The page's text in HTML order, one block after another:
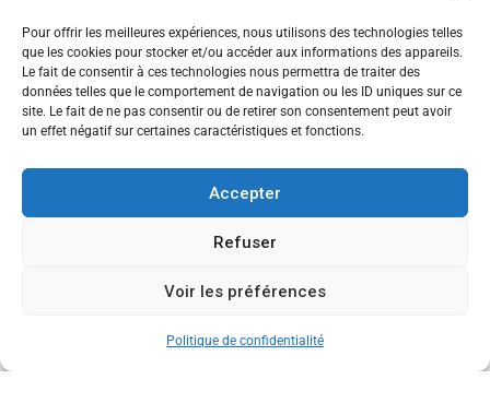
Pour offrir les meilleures expériences, nous utilisons des technologies telles
que les cookies pour stocker et/ou accéder aux informations des appareils.
Le fait de consentir à ces technologies nous permettra de traiter des
données telles que le comportement de navigation ou les ID uniques sur ce
site. Le fait de ne pas consentir ou de retirer son consentement peut avoir
un effet négatif sur certaines caractéristiques et fonctions.
Accepter
Refuser
Voir les préférences
Politique de confidentialité
Soirée
Sortie découverte
Tau
Voyage
CANDIDATEZ MAINTENANT